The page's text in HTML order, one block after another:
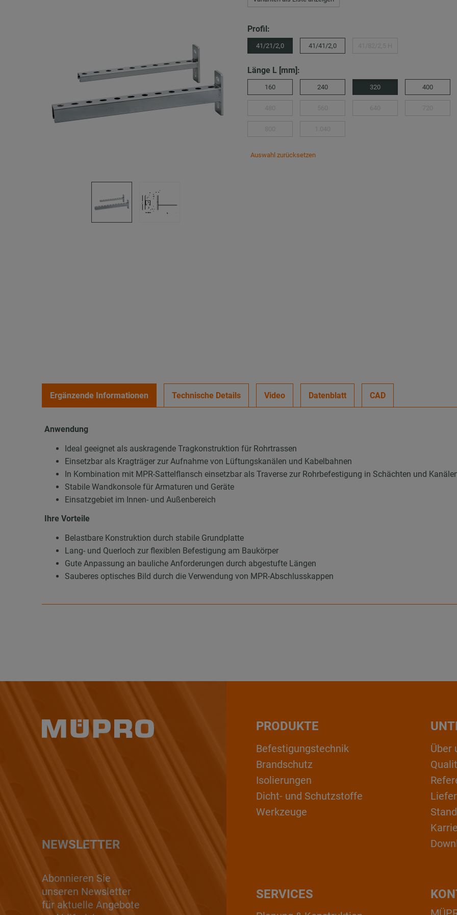
Profil:
41/21/2,0 41/41/2,0
Länge L [mm]:
160 240 320 400
Auswahl zurücksetzen
Ergänzende Informationen Technische Details Video Datenblatt CAD
Anwendung
Ideal geeignet als auskragende Tragkonstruktion für Rohrtrassen
Einsetzbar als Kragträger zur Aufnahme von Lüftungskanälen und Kabelbahnen
In Kombination mit MPR-Sattelflansch einsetzbar als Traverse zur Rohrbefestigung in Schächten und
Stabile Wandkonsole für Armaturen und Geräte
Einsatzgebiet im Innen- und Außenbereich
Ihre Vorteile
Belastbare Konstruktion durch stabile Grundplatte
Lang- und Querloch zur flexiblen Befestigung am Baukörper
Gute Anpassung an bauliche Anforderungen durch abgestufte Längen
Sauberes optisches Bild durch die Verwendung von MPR-Abschlusskappen
NEWSLETTER
Abonnieren Sie
unseren Newsletter
für aktuelle Angebote
PRODUKTE
Befestigungstechnik
Brandschutz
Isolierungen
Dicht- und Schutzstoffe
Werkzeuge
Über
SERVICES